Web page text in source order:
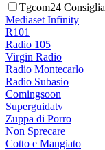
Tgcom24 Consiglia
Mediaset Infinity
R101
Radio 105
Virgin Radio
Radio Montecarlo
Radio Subasio
Comingsoon
Superguidatv
Zuppa di Porro
Non Sprecare
Cotto e Mangiato